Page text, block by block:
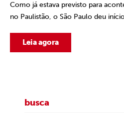
Como já estava previsto para
no Paulistão, o São Paulo deu
Leia agora